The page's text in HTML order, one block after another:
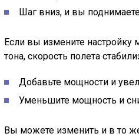
Шаг вниз, и вы
Если вы измените
тона, скорость полета
Добавьте мощности и
Уменьшите мощность и
Вы можете изменить и в то